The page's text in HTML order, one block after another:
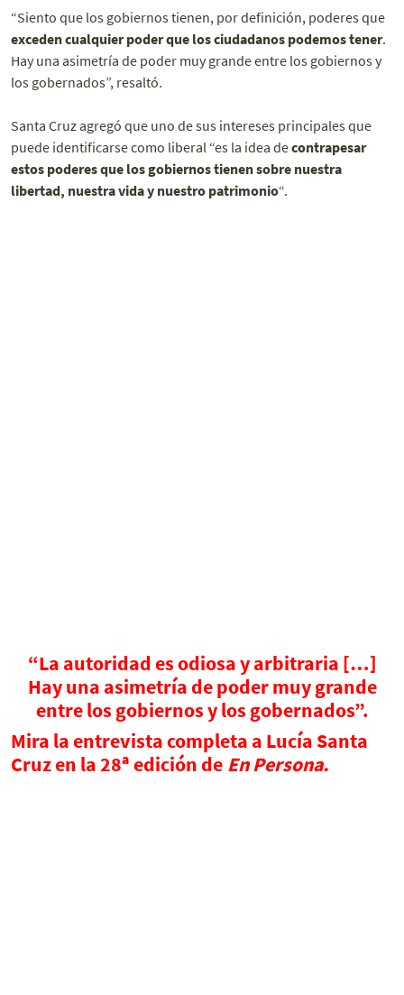
“Siento que los gobiernos tienen, por definición, poderes que
exceden cualquier poder que los ciudadanos podemos tener.
Hay una asimetría de poder muy grande entre los gobiernos y
los gobernados”, resaltó.
Santa Cruz agregó que uno de sus intereses principales que
puede identificarse como liberal “es la idea decontrapesar
estos poderes que los gobiernos tienen sobre nuestra
libertad, nuestra vida y nuestro patrimonio“.
“La autoridad es odiosa y arbitraria […]
Hay una asimetría de poder muy grande
entre los gobiernos y los gobernados”.
Mira la entrevista completa a Lucía Santa
Cruz en la 28a edición de En Persona.